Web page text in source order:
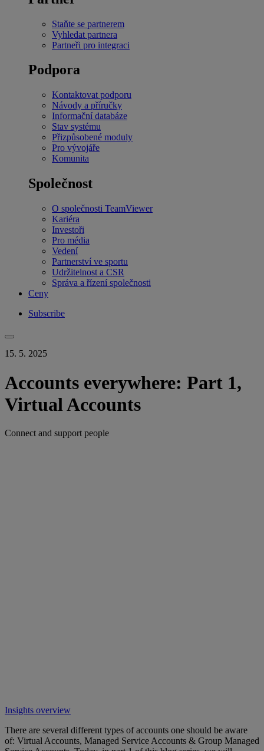
Staňte se partnerem
Vyhledat partnera
Partneři pro integraci
Podpora
Kontaktovat podporu
Návody a příručky
Informační databáze
Stav systému
Přizpůsobené moduly
Pro vývojáře
Komunita
Společnost
O společnosti TeamViewer
Kariéra
Investoři
Pro média
Vedení
Partnerství ve sportu
Udržitelnost a CSR
Správa a řízení společnosti
Ceny
Subscribe
15. 5. 2025
Accounts everywhere: Part 1,
Virtual Accounts
Connect and support people
Insights overview
There are several different types of accounts one should be aware
of: Virtual Accounts, Managed Service Accounts & Group Managed